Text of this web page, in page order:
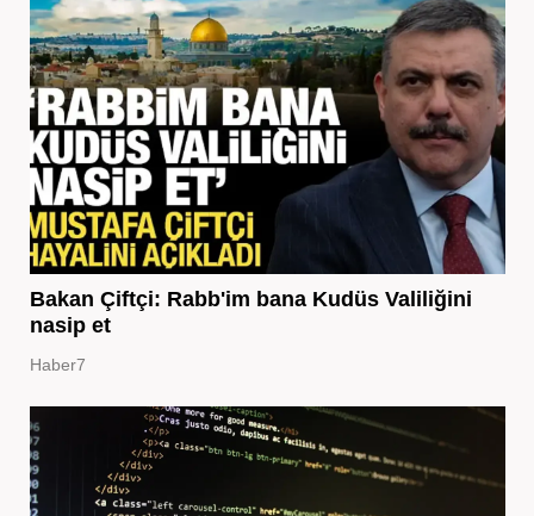
Bakan Çiftçi: Rabb'im bana Kudüs Valiliğini
nasip et
Haber7